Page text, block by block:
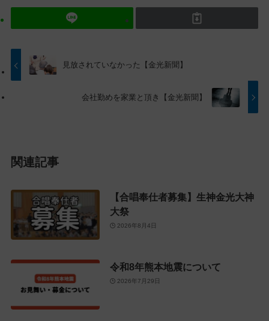
ッ
プ
に
動
す
る
見放されていなかった【金光新聞】
会社勤めを家業と頂き【金光新聞】
関連記事
【合唱奉仕者募集】生神金光大神
大祭
2026年8月4日
令和8年熊本地震について
2026年7月29日